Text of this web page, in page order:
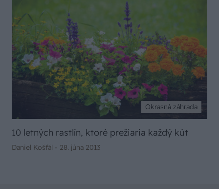
Okrasná záhrada
10 letných rastlín, ktoré prežiaria každý kút
Daniel Košťál - 28. júna 2013